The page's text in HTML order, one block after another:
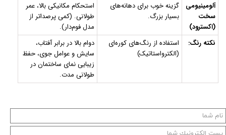
آلومینیومی
سخت
(اکسترود)
گزینه خوب برای دهانه‌های
بسیار بزرگ.
استحکام مکانیکی بالا، عمر
طولانی. (کمی پرصداتر از
مدل فوم‌دار).
نکته رنگ:
استفاده از رنگ‌های کوره‌ای
(الکترواستاتیک)
دوام بالا در برابر آفتاب،
سایش و عوامل جوی، حفظ
زیبایی نمای ساختمان در
طولانی مدت.